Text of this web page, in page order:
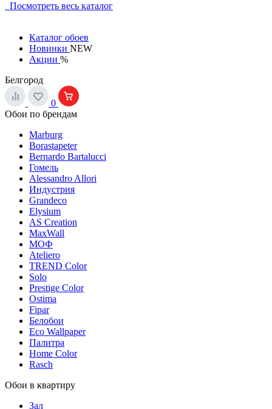
Посмотреть весь каталог
Каталог обоев
Новинки NEW
Акции %
Белгород
0
Обои по брендам
Marburg
Borastapeter
Bernardo Bartalucci
Гомель
Alessandro Allori
Индустрия
Grandeco
Elysium
AS Creation
MaxWall
МОФ
Ateliero
TREND Color
Solo
Prestige Color
Ostima
Fipar
Белобои
Eco Wallpaper
Палитра
Home Color
Rasch
Обои в квартиру
Зал